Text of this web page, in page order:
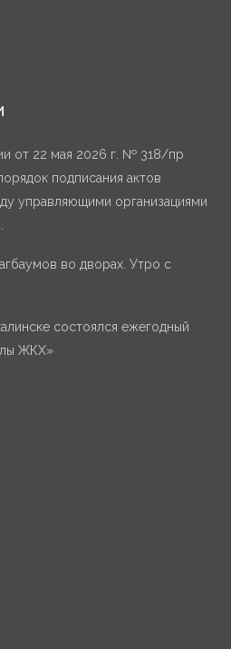
от 22 мая 2026 г. № 318/пр
подписания актов
управляющими организациями
во дворах. Утро с
состоялся ежегодный
ЖКХ»